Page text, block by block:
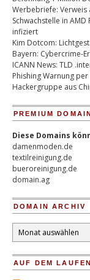
Werbebriefe: Verweis
Schwachstelle in
infiziert
Kim Dotcom:
Bayern: Cybercrime-
ICANN News: TLD
Phishing Warnung
Hackergruppe aus
PREMIUM
Diese Domains
damenmoden.de
textilreinigung.de
bueroreinigung.de
domain.ag
DOMAIN ARCHIV
Domain
Archiv
AUF DEM